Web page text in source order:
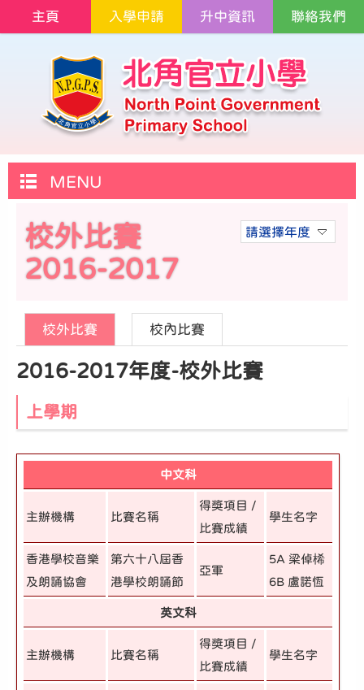
主頁 入學申請 升中資訊 聯絡我們
MENU
請選擇年度
校外比賽
2016-2017
校外比賽 校內比賽
2016-2017年度-校外比賽
上學期
中文科
主辦機構 比賽名稱
得獎項目 /
比賽成績
學生名字
香港學校音樂
及朗誦協會
第六十八屆香
港學校朗誦節
亞軍
5A 梁倬桸
6B 盧諾恆
英文科
主辦機構 比賽名稱
得獎項目 /
比賽成績
學生名字